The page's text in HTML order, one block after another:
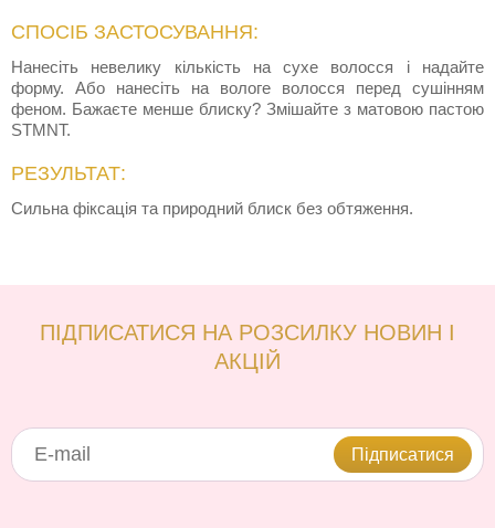
СПОСІБ ЗАСТОСУВАННЯ:
Нанесіть невелику кількість на сухе волосся і надайте
форму. Або нанесіть на вологе волосся перед сушінням
феном. Бажаєте менше блиску? Змішайте з матовою пастою
STMNT.
РЕЗУЛЬТАТ:
Сильна фіксація та природний блиск без обтяження.
ПІДПИСАТИСЯ НА РОЗСИЛКУ НОВИН І
АКЦІЙ
Підписатися